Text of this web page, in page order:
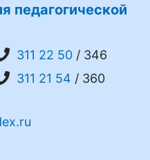
педагогической
311 22 50 / 346
311 21 54 / 360